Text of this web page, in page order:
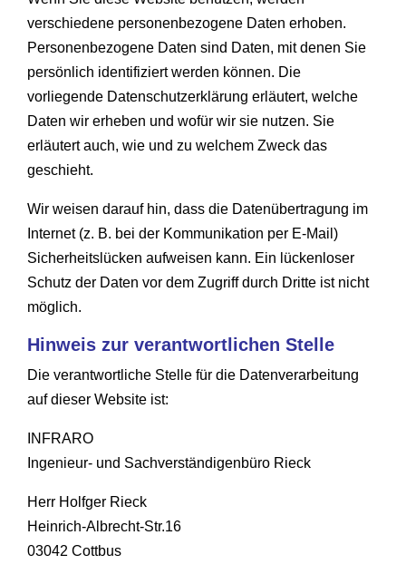
verschiedene personenbezogene Daten erhoben.
Personenbezogene Daten sind Daten, mit denen Sie
persönlich identifiziert werden können. Die
vorliegende Datenschutzerklärung erläutert, welche
Daten wir erheben und wofür wir sie nutzen. Sie
erläutert auch, wie und zu welchem Zweck das
geschieht.
Wir weisen darauf hin, dass die Datenübertragung im
Internet (z. B. bei der Kommunikation per E-Mail)
Sicherheitslücken aufweisen kann. Ein lückenloser
Schutz der Daten vor dem Zugriff durch Dritte ist nicht
möglich.
Hinweis zur verantwortlichen Stelle
Die verantwortliche Stelle für die Datenverarbeitung
auf dieser Website ist:
INFRARO
Ingenieur- und Sachverständigenbüro Rieck
Herr Holfger Rieck
Heinrich-Albrecht-Str.16
03042 Cottbus